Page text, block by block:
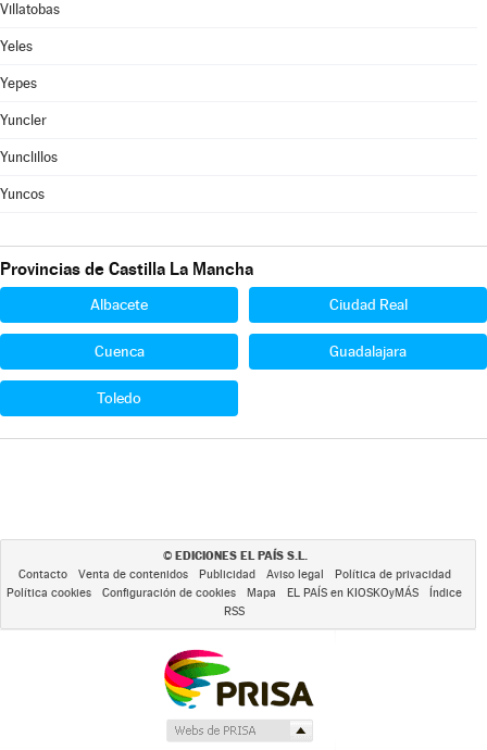
Villatobas
Yeles
Yepes
Yuncler
Yunclillos
Yuncos
Provincias de Castilla La Mancha
Albacete Ciudad Real
Cuenca Guadalajara
Toledo
© EDICIONES EL PAÍS S.L.
Contacto Venta de contenidos Publicidad Aviso legal
Política de privacidad
Política cookies
Configuración de cookies Mapa EL PAÍS en KIOSKOyMÁS
Índice
RSS